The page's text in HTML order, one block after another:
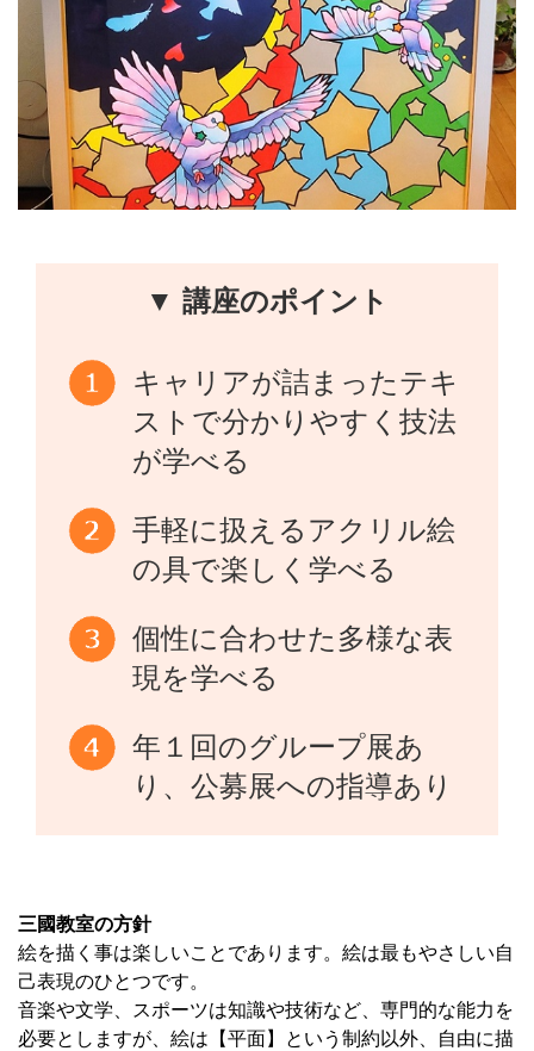
▼ 講座のポイント
キャリアが詰まったテキ
ストで分かりやすく技法
が学べる
手軽に扱えるアクリル絵
の具で楽しく学べる
個性に合わせた多様な表
現を学べる
年１回のグループ展あ
り、公募展への指導あり
三國教室の方針
絵を描く事は楽しいことであります。絵は最もやさしい自
己表現のひとつです。
音楽や文学、スポーツは知識や技術など、専門的な能力を
必要としますが、絵は【平面】という制約以外、自由に描